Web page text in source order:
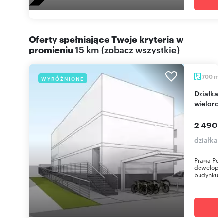
Oferty spełniające Twoje kryteria w
promieniu15 km (zobacz wszystkie)
WYRÓŻNIONE 700 m
Działka inwestycyjna pod zabudowę
2
Praga